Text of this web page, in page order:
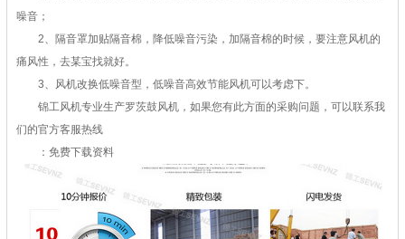
噪音；
2、隔音罩加贴隔音棉，降低噪音污染，加隔音棉的时候，要注意风机的
痛风性，去某宝找就好。
3、风机改换低噪音型，低噪音高效节能风机可以考虑下。
锦工风机专业生产罗茨鼓风机，如果您有此方面的采购问题，可以联系我
们的官方客服热线
：免费下载资料